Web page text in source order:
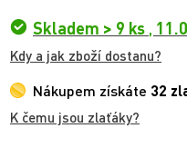
Skladem > 9 ks ,
Kdy a jak zboží dostanu?
Nákupem získáte 32
K čemu jsou zlaťáky?